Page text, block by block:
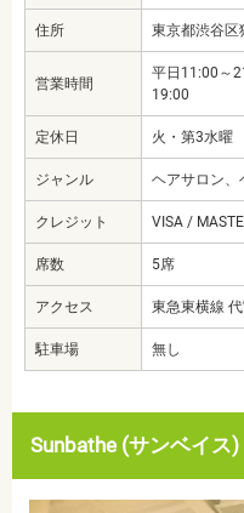
住所 東京都渋谷
営業時間
平日11:00
19:00
定休日 火・第3水曜
ジャンル ヘアサロン、
クレジット VISA /
席数 5席
アクセス 東急東横線
駐車場 無し
Sunbathe (サンベイス)